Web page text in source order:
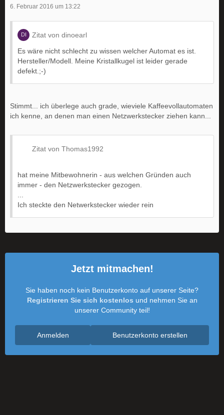
6. Februar 2016 um 13:22
Zitat von dinoearl
Es wäre nicht schlecht zu wissen welcher Automat es ist.
Hersteller/Modell. Meine Kristallkugel ist leider gerade
defekt.;-)
Stimmt... ich überlege auch grade, wieviele Kaffeevollautomaten
ich kenne, an denen man einen Netzwerkstecker ziehen kann...
Zitat von Thomas1992
hat meine Mitbewohnerin - aus welchen Gründen auch
immer - den Netzwerkstecker gezogen.
Ich steckte den Netwerkstecker wieder rein
Jetzt mitmachen!
Sie haben noch kein Benutzerkonto auf unserer Seite?
Registrieren Sie sich kostenlos und nehmen Sie an
unserer Community teil!
Benutzerkonto erstellen
Anmelden